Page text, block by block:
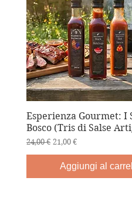
Esperienza Gourmet: I
Bosco (Tris di Salse
Prezzo regolare
24,00 € Prezzo scontato
21,00 €
Aggiungi al